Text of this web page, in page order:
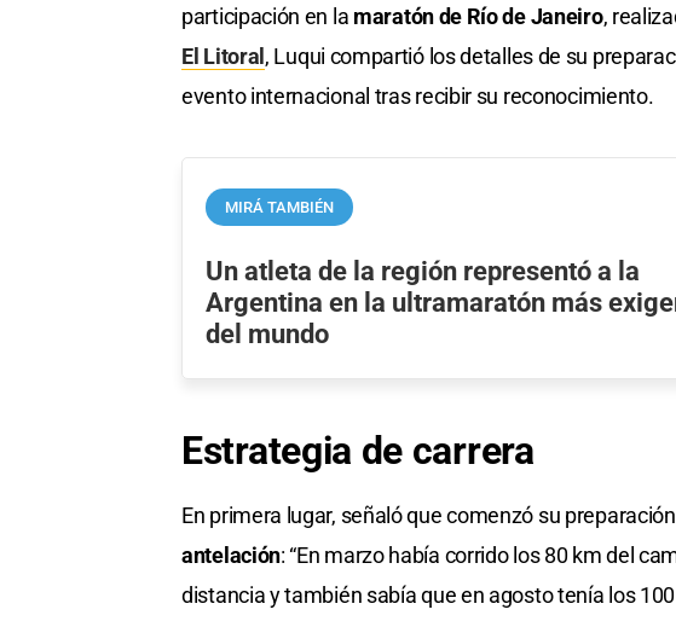
participación en la maratón de Río de Janeiro,
El Litoral , Luqui compartió los detalles de su
evento internacional tras recibir su reconocimiento.
MIRÁ TAMBIÉN
Un atleta de la región representó a la
Argentina en la ultramaratón más
del mundo
Estrategia de carrera
En primera lugar, señaló que comenzó su
antelación: “En marzo había corrido los 80 km del
distancia y también sabía que en agosto tenía los